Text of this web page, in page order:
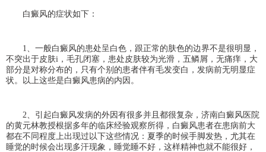
白癜风的症状如下：
1、一般白癜风的患处呈白色，跟正常的肤色的边界不是很明显，
不突出于皮肤i，毛孔闭塞，患处皮肤较为光滑，五鳞屑，无痛痒，大
部分是对称分布的，只有个别的患者伴有毛发变白，发病前无明显症
状。以上这些是白癜风患病的内因。
2、引起白癜风发病的外因有很多并且都很复杂，济南白癜风医院
的黄元林教授根据多年的临床经验观察所得，白癜风患者在患病前大
都在不同程度上出现过以下这些情况：夏季的时候手脚发热，尤其在
睡觉的时候会出现多汗现象，睡觉睡不好，这样精神也就不能很好，